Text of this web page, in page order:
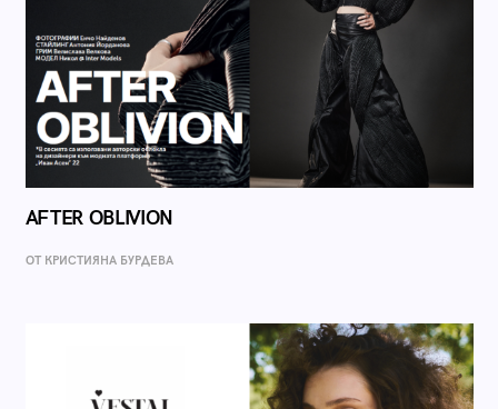
AFTER OBLIVION
ОТ КРИСТИЯНА БУРДЕВА